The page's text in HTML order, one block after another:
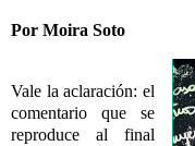
Por Moira Soto
Vale la aclaración: el
comentario que se
reproduce al final